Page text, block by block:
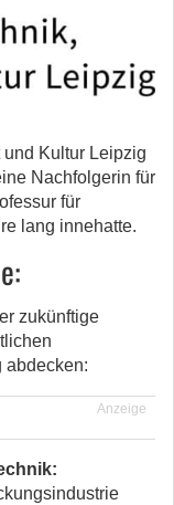
Kultur Leipzig
Nachfolgerin für
für
lang innehatte.
zukünftige
abdecken:
Anzeige